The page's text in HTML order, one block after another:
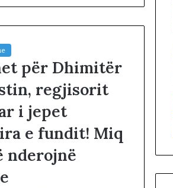
për Dhimitër
regjisorit
i jepet
e fundit! Miq
nderojnë